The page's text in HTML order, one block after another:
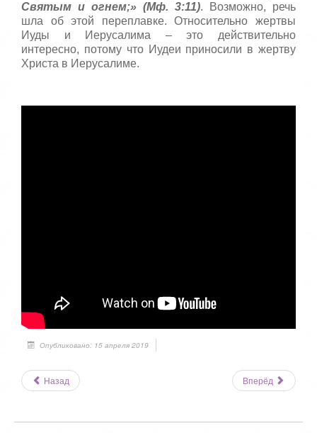
Святым и огнем;» (Мф. 3:11). Возможно, речь
шла об этой переплавке. Относительно жертвы
Иуды и Иерусалима – это действительно
интересно, потому что Иудеи приносили в жертву
Христа в Иерусалиме.
Опубликовано: 15 апреля 2019
Назад Вперёд